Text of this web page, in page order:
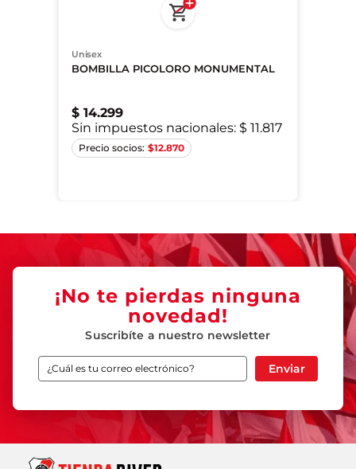
Unisex
BOMBILLA PICOLORO MONUMENTAL
$ 14.299
Sin impuestos nacionales: $ 11.817
$12.870
Único
¡No te pierdas ninguna
novedad!
Suscribíte a nuestro newsletter
Enviar